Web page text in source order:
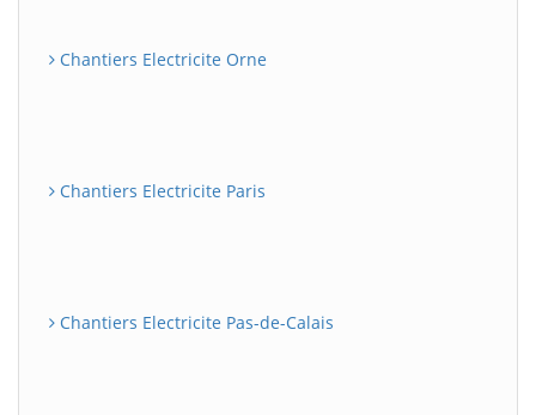
Chantiers Electricite Orne
Chantiers Electricite Paris
Chantiers Electricite Pas-de-Calais